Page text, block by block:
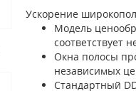
Ускорение
Модель
соответствует
Окна полосы
независимых
Стандартный